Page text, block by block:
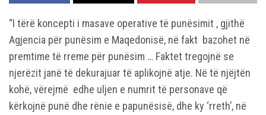
“I tërë koncepti i masave operative të punësimit , gjithë
Agjencia për punësim e Maqedonisë, në fakt bazohet në
premtime të rreme për punësim … Faktet tregojnë se
njerëzit janë të dekurajuar të aplikojnë atje. Në të njëjtën
kohë, vërejmë edhe uljen e numrit të personave që
kërkojnë punë dhe rënie e papunësisë, dhe ky ‘rreth’, në